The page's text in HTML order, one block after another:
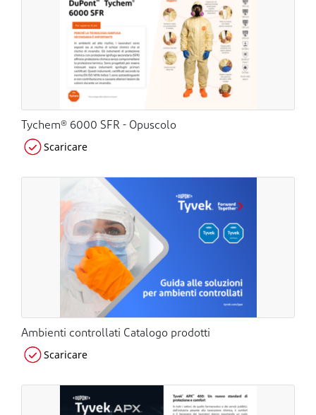
Tychem® 6000 SFR - Opuscolo
Scaricare
Ambienti controllati Catalogo prodotti
Scaricare